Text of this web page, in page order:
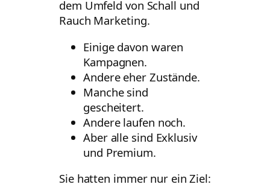
dem Umfeld von Schall und
Rauch Marketing.
Einige davon waren
Kampagnen.
Andere eher Zustände.
Manche sind
gescheitert.
Andere laufen noch.
Aber alle sind Exklusiv
und Premium.
Sie hatten immer nur ein Ziel: